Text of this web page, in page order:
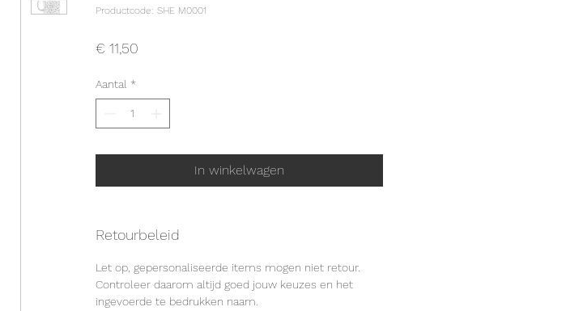
Productcode: SHE M0001
€ 11,50Prijs
Aantal *
In winkelwagen
Retourbeleid
Let op, gepersonaliseerde items mogen niet retour.
Controleer daarom altijd goed jouw keuzes en het
ingevoerde te bedrukken naam.